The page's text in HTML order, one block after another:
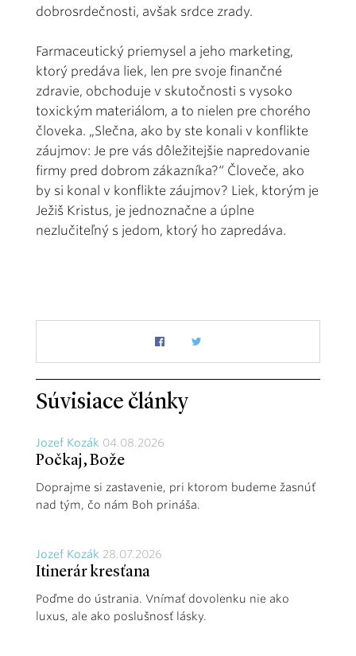
dobrosrdečnosti, avšak srdce zrady.
Farmaceutický priemysel a jeho marketing,
ktorý predáva liek, len pre svoje finančné
zdravie, obchoduje v skutočnosti s vysoko
toxickým materiálom, a to nielen pre chorého
človeka. „Slečna, ako by ste konali v konflikte
záujmov: Je pre vás dôležitejšie napredovanie
firmy pred dobrom zákazníka?“ Človeče, ako
by si konal v konflikte záujmov? Liek, ktorým je
Ježiš Kristus, je jednoznačne a úplne
nezlučiteľný s jedom, ktorý ho zapredáva.
Súvisiace články
Jozef Kozák 04.08.2026
Počkaj, Bože
Doprajme si zastavenie, pri ktorom budeme žasnúť
nad tým, čo nám Boh prináša.
Jozef Kozák 28.07.2026
Itinerár kresťana
Poďme do ústrania. Vnímať dovolenku nie ako
luxus, ale ako poslušnosť lásky.